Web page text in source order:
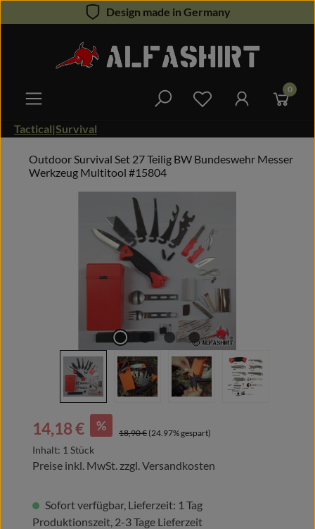
Zum Hauptinhalt springenDesign made in Germany
Du hast 0 0
Tactical|Survival
Outdoor Survival Set 27 Teilig BW Bundeswehr Messer
Werkzeug Multitool #15804
Bildergalerie überspringen
Verkaufspreis:
14,18 € % Regulärer Preis:
18,90 € (24.97% gespart)
Inhalt: 1 Stück
Preise inkl. MwSt. zzgl. Versandkosten
Sofort verfügbar, Lieferzeit: 1 Tag
Produktionszeit, 2-3 Tage Lieferzeit